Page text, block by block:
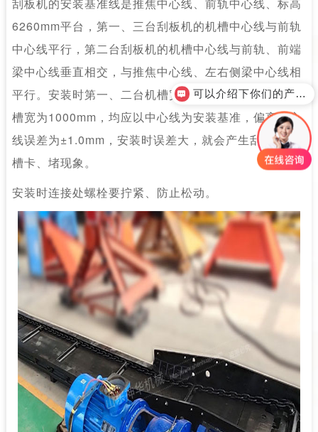
刮板机的安装基准线是推焦中心线、前轨中心线、标高
6260mm平台，第一、三台刮板机的机槽中心线与前轨
中心线平行，第二台刮板机的机槽中心线与前轨、前端
梁中心线垂直相交，与推焦中心线、左右侧梁中心线相
平行。安装时第一、二台机槽宽为690mm、第三台机
槽宽为1000mm，均应以中心线为安装基准，偏离中心
线误差为±1.0mm，安装时误差大，就会产生刮板与机
槽卡、堵现象。
安装时连接处螺栓要拧紧、防止松动。
可以介绍下你们的产品么？